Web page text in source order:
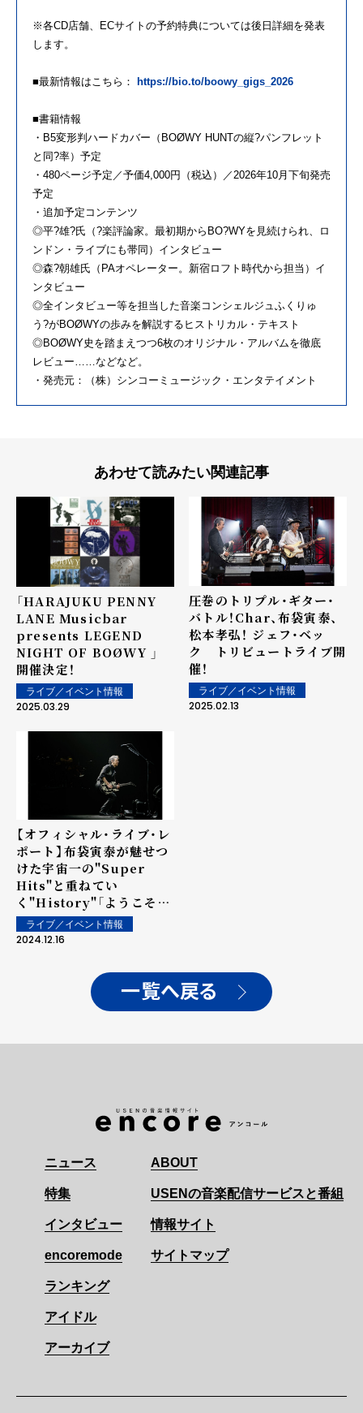
※各CD店舗、ECサイトの予約特典については後日詳細を発表
します。
■最新情報はこちら： https://bio.to/boowy_gigs_2026
■書籍情報
・B5変形判ハードカバー（BOØWY HUNTの縦?パンフレット
と同?率）予定
・480ページ予定／予価4,000円（税込）／2026年10月下旬発売
予定
・追加予定コンテンツ
◎平?雄?氏（?楽評論家。最初期からBO?WYを見続けられ、ロ
ンドン・ライブにも帯同）インタビュー
◎森?朝雄氏（PAオペレーター。新宿ロフト時代から担当）イ
ンタビュー
◎全インタビュー等を担当した音楽コンシェルジュふくりゅ
う?がBOØWYの歩みを解説するヒストリカル・テキスト
◎BOØWY史を踏まえつつ6枚のオリジナル・アルバムを徹底
レビュー……などなど。
・発売元：（株）シンコーミュージック・エンタテイメント
あわせて読みたい関連記事
「HARAJUKU PENNY
LANE Musicbar
presents LEGEND
NIGHT OF BOØWY 」
開催決定！
ライブ／イベント情報
2025.03.29
圧巻のトリプル・ギター・
バトル！Char、布袋寅泰、
松本孝弘！ ジェフ・ベッ
ク トリビュートライブ開
催！
ライブ／イベント情報
2025.02.13
【オフィシャル・ライブ・レ
ポート】布袋寅泰が魅せつ
けた宇宙一の"Super
Hits"と重ねてい
く"History"「ようこそ、
ライブハウス武道館へ！」
ライブ／イベント情報
2024.12.16
一覧へ戻る
ニュース
特集
インタビュー
encoremode
ランキング
アイドル
アーカイブ
ABOUT
USENの音楽配信サービスと番組
情報サイト
サイトマップ